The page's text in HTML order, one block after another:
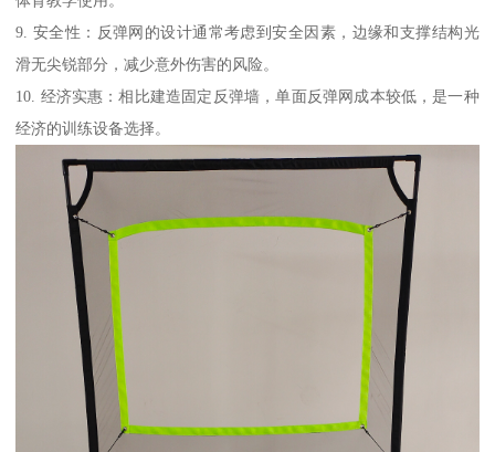
9. 安全性：反弹网的设计通常考虑到安全因素，边缘和支撑结构光
滑无尖锐部分，减少意外伤害的风险。
10. 经济实惠：相比建造固定反弹墙，单面反弹网成本较低，是一种
经济的训练设备选择。